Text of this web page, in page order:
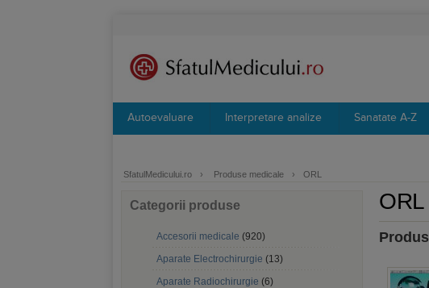
Autoevaluare Interpretare analize Sanatate A-Z
SfatulMedicului.ro › Produse medicale › ORL
Categorii produse
Accesorii medicale (920)
Aparate Electrochirurgie (13)
Aparate Radiochirurgie (6)
ORL